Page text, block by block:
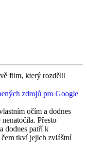
film, který rozdělil
zdrojů pro Google
očím a dodnes
Přesto
dodnes patří k
tkví jejich zvláštní